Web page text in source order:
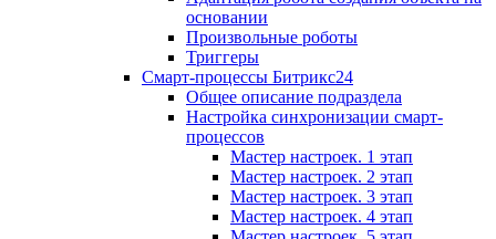
основании
Произвольные роботы
Триггеры
Смарт-процессы Битрикс24
Общее описание подраздела
Настройка синхронизации смарт-
процессов
Мастер настроек. 1 этап
Мастер настроек. 2 этап
Мастер настроек. 3 этап
Мастер настроек. 4 этап